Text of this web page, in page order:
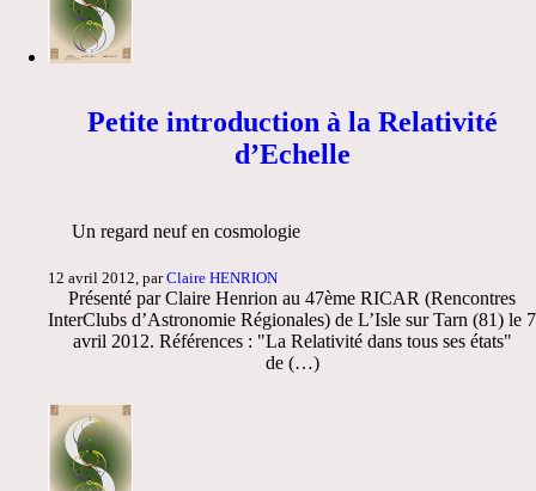
Petite introduction à la Relativité
d’Echelle
Un regard neuf en cosmologie
12 avril 2012, parClaire HENRION
Présenté par Claire Henrion au 47ème RICAR (Rencontres
InterClubs d’Astronomie Régionales) de L’Isle sur Tarn (81) le 7
avril 2012. Références : "La Relativité dans tous ses états"
de (…)